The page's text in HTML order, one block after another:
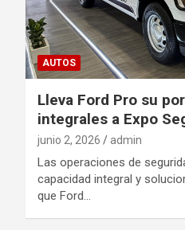
AUTOS
Lleva Ford Pro su
integrales a Expo
junio 2, 2026 admin
Las operaciones de
capacidad integral y
que Ford…